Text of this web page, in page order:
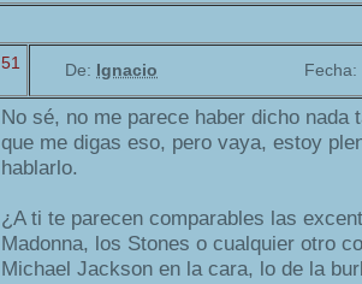
51 De: Ignacio Fecha:
No sé, no me parece haber dicho nada
que me digas eso, pero vaya, estoy
hablarlo.
¿A ti te parecen comparables las
Madonna, los Stones o cualquier otro
Michael Jackson en la cara, lo de la